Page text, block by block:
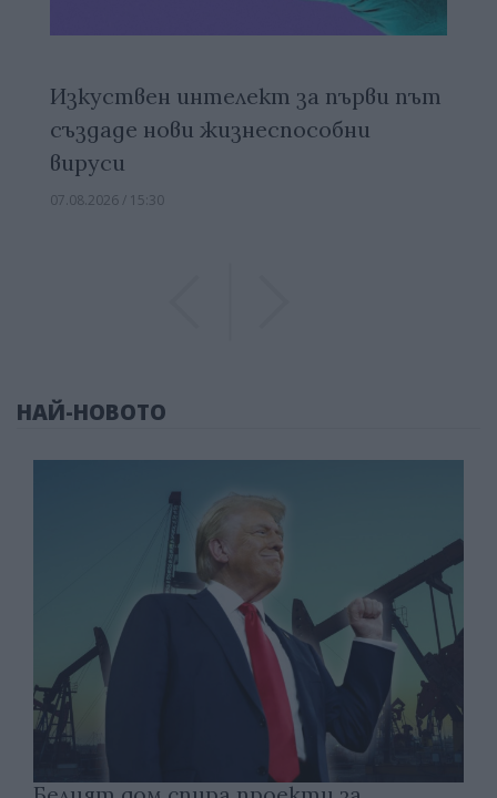
Изкуствен интелект за първи път
създаде нови жизнеспособни
вируси
07.08.2026 / 15:30
НАЙ-НОВОТО